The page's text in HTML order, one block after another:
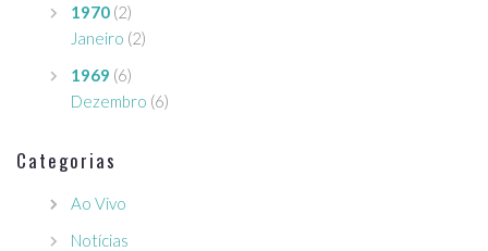
1970 (2)
Janeiro (2)
1969 (6)
Dezembro (6)
Categorias
Ao Vivo
Notícias